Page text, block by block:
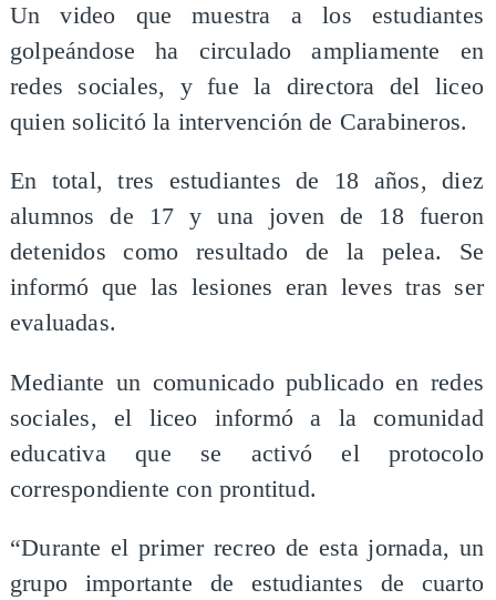
Un video que muestra a los estudiantes
golpeándose ha circulado ampliamente en
redes sociales, y fue la directora del liceo
quien solicitó la intervención de Carabineros.
En total, tres estudiantes de 18 años, diez
alumnos de 17 y una joven de 18 fueron
detenidos como resultado de la pelea. Se
informó que las lesiones eran leves tras ser
evaluadas.
Mediante un comunicado publicado en redes
sociales, el liceo informó a la comunidad
educativa que se activó el protocolo
correspondiente con prontitud.
“Durante el primer recreo de esta jornada, un
grupo importante de estudiantes de cuarto